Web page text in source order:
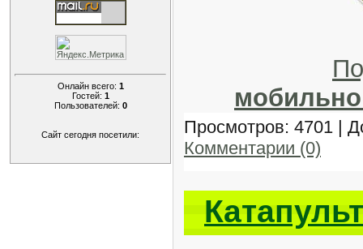
Онлайн всего: 1
Гостей: 1
Пользователей: 0
Сайт сегодня посетили:
Просмотров: 4701 |
Комментарии (0)